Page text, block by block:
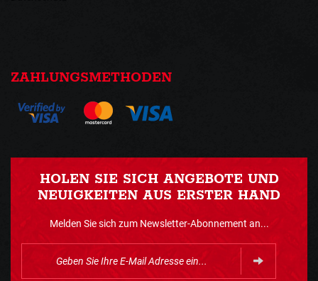
ZAHLUNGSMETHODEN
HOLEN SIE SICH ANGEBOTE UND
NEUIGKEITEN AUS ERSTER HAND
Melden Sie sich zum Newsletter-Abonnement an...